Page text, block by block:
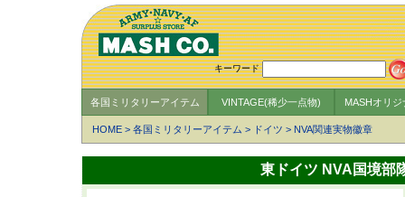
キーワード
各国ミリタリーアイテム VINTAGE(稀少一点物) MASHオリ
HOME > 各国ミリタリーアイテム > ドイツ > NVA関連実物徽章
東ドイツ NVA国境部